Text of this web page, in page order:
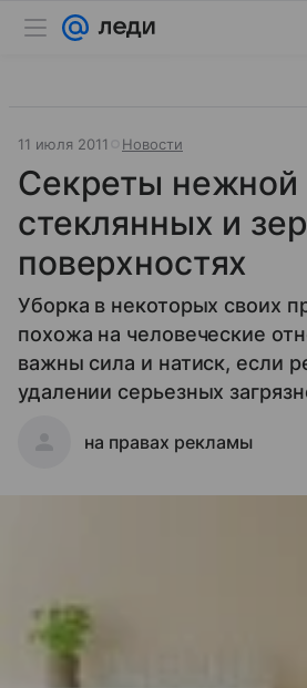
11 июля 2011 Новости
Секреты нежной
стеклянных и
поверхностях
Уборка в некоторых своих
похожа на человеческие
важны сила и натиск, если
удалении серьезных
на правах рекламы